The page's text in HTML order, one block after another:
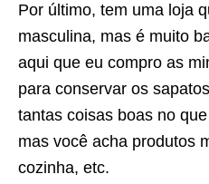
Por último, tem uma loja
masculina, mas é muito
aqui que eu compro as
para conservar os
tantas coisas boas no
mas você acha produtos
cozinha, etc.